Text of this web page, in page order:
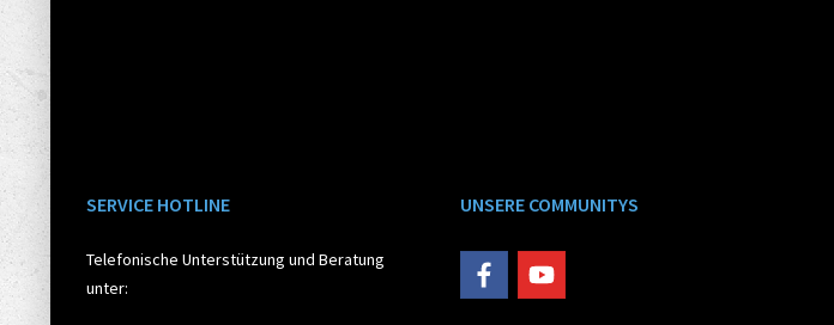
SERVICE HOTLINE
Telefonische Unterstützung und Beratung
unter:
UNSERE COMMUNITYS